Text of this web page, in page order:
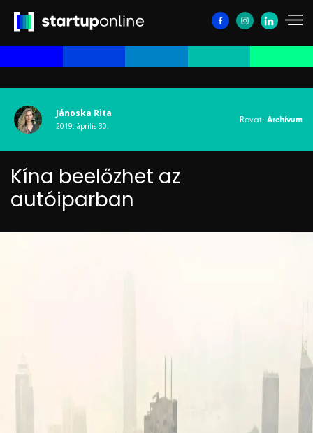
Jánoska Rita
2019. április 30.
Rovat: Archívum
Kína beelőzhet az
autóiparban